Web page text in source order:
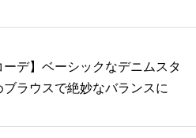
ーデ】ベーシックなデニムスタ
ブラウスで絶妙なバランスに